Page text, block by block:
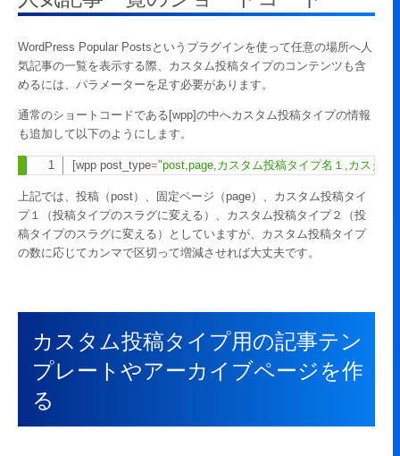
WordPress Popular Postsというプラグインを使って任意の場所へ人
気記事の一覧を表示する際、カスタム投稿タイプのコンテンツも含
めるには、パラメーターを足す必要があります。
通常のショートコードである[wpp]の中へカスタム投稿タイプの情報
も追加して以下のようにします。
[wpp post_type="post,page,カスタム投稿タイプ名１,カスタム
Copy
上記では、投稿（post）、固定ページ（page）、カスタム投稿タイ
プ１（投稿タイプのスラグに変える）、カスタム投稿タイプ２（投
稿タイプのスラグに変える）としていますが、カスタム投稿タイプ
の数に応じてカンマで区切って増減させれば大丈夫です。
カスタム投稿タイプ用の記事テン
プレートやアーカイブページを作
る